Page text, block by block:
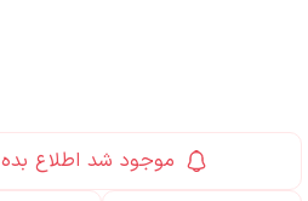
موجود شد اطلاع بده